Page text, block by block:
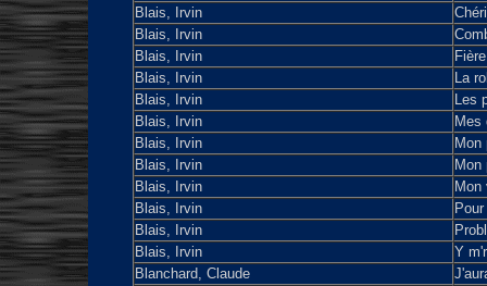
Blais, Irvin
Blais, Irvin
Blais, Irvin
Blais, Irvin
La
Blais, Irvin
Les
Blais, Irvin
Mes
Blais, Irvin
Mon
Blais, Irvin
Mon
Blais, Irvin
Mon
Blais, Irvin
Blais, Irvin
Blais, Irvin
Y
Blanchard, Claude